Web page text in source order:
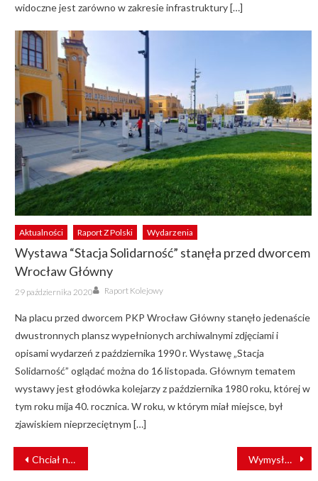
widoczne jest zarówno w zakresie infrastruktury […]
Aktualności Raport Z Polski Wydarzenia
Wystawa “Stacja Solidarność” stanęła przed dworcem
Wrocław Główny
Posted
on
29 października 2020 Author
Raport Kolejowy
Na placu przed dworcem PKP Wrocław Główny stanęło jedenaście
dwustronnych plansz wypełnionych archiwalnymi zdjęciami i
opisami wydarzeń z października 1990 r. Wystawę „Stacja
Solidarność” oglądać można do 16 listopada. Głównym tematem
wystawy jest głodówka kolejarzy z października 1980 roku, której w
tym roku mija 40. rocznica. W roku, w którym miał miejsce, był
zjawiskiem nieprzeciętnym […]
NAWIGACJA
WPISU
Chciał nagrać przejazd pociągu. Uwiecznił wypadek [FILM] Wymysłowo: Ciężarówka wjechała wprost pod pociąg towarowy [VIDEO]